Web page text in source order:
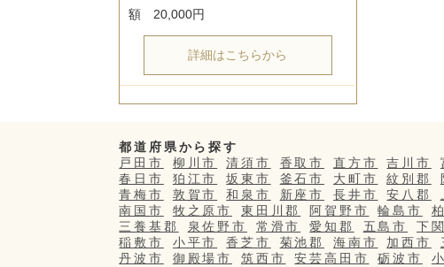
詳細はこちらから
都道府県から探す
戸田市
柳川市 清須市 香取市 直方市 吉川市
春日市
狛江市 坂東市 釜石市 大町市 紋別郡
青梅市
敦賀市 和泉市 新座市 長井市 安八郡
南国市
牧之原市 東田川郡 阿賀野市 輪島市
三養基郡
泉佐野市 常滑市 愛知郡 五島市 下
稲敷市
小平市 香芝市 菊池郡 海南市 加西市
丹波市
御殿場市 筑西市 安芸高田市 砺波市